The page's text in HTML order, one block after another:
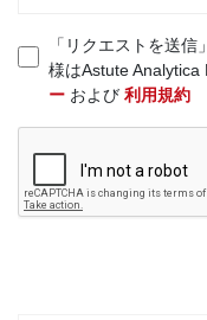
「リクエストを送
様はAstute
ーおよび 利用規約
リクエ